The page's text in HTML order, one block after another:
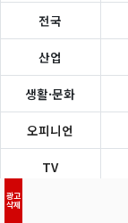
광고
삭제
전국
산업
생활·문화
오피니언
TV